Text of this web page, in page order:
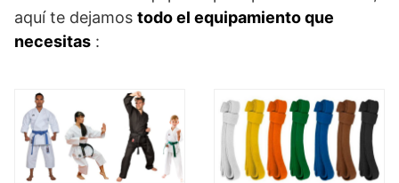
aquí te dejamos todo el equipamiento que
necesitas :